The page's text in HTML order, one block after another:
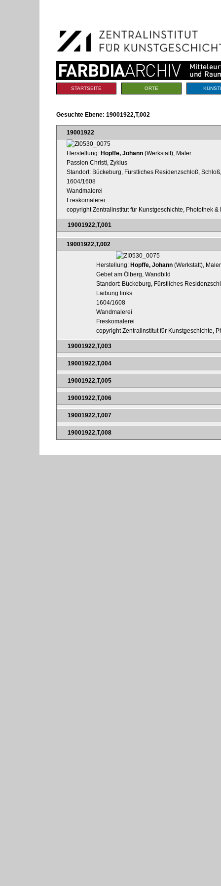
Navigation
Sektionen
STARTSEITE ORTE
Gesuchte Ebene: 19001922,T,002
19001922
Herstellung: Hopffe, Johann (Werkstatt), Maler
Passion Christi, Zyklus
Standort: Bückeburg, Fürstliches Residenzschloß,
1604/1608
Wandmalerei
Freskomalerei
copyright Zentralinstitut für Kunstgeschichte, Photothek &
19001922,T,001
19001922,T,002
Herstellung: Hopffe, Johann (Werkstatt), Maler
Gebet am Ölberg, Wandbild
Standort: Bückeburg, Fürstliches
Laibung links
1604/1608
Wandmalerei
Freskomalerei
copyright Zentralinstitut für Kunstgeschichte,
19001922,T,003
19001922,T,004
19001922,T,005
19001922,T,006
19001922,T,007
19001922,T,008